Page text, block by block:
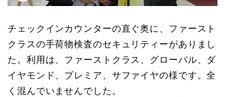
チェックインカウンターの直ぐ奥に、ファースト
クラスの手荷物検査のセキュリティーがありまし
た。利用は、ファーストクラス、グローバル、ダ
イヤモンド、プレミア、サファイヤの様です。全
く混んでいませんでした。